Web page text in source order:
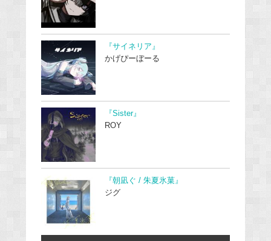
『サイネリア』
かげぴーぼーる
『Sister』
ROY
『朝凪ぐ / 朱夏氷菓』
ジグ